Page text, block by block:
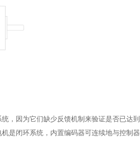
，因为它们缺少反馈机制来验证是否已达到
是闭环系统，内置编码器可连续地与控制器